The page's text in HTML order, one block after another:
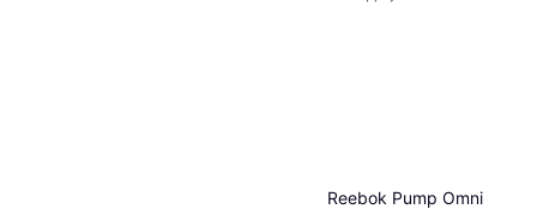
Reebok Pump Omni